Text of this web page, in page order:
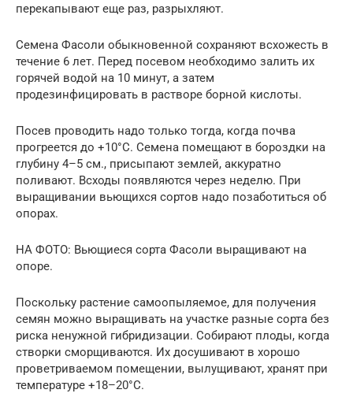
перекапывают еще раз, разрыхляют.
Семена Фасоли обыкновенной сохраняют всхожесть в
течение 6 лет. Перед посевом необходимо залить их
горячей водой на 10 минут, а затем
продезинфицировать в растворе борной кислоты.
Посев проводить надо только тогда, когда почва
прогреется до +10°C. Семена помещают в бороздки на
глубину 4–5 см., присыпают землей, аккуратно
поливают. Всходы появляются через неделю. При
выращивании вьющихся сортов надо позаботиться об
опорах.
НА ФОТО: Вьющиеся сорта Фасоли выращивают на
опоре.
Поскольку растение самоопыляемое, для получения
семян можно выращивать на участке разные сорта без
риска ненужной гибридизации. Собирают плоды, когда
створки сморщиваются. Их досушивают в хорошо
проветриваемом помещении, вылущивают, хранят при
температуре +18–20°C.